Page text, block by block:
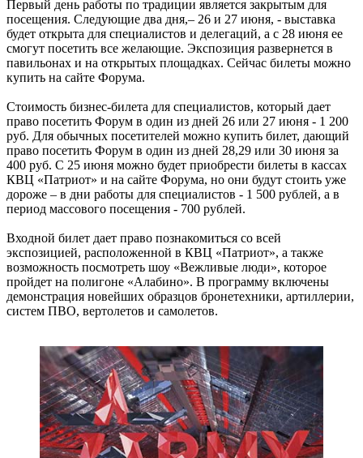
Первый день работы по традиции является закрытым для
посещения. Следующие два дня,– 26 и 27 июня, - выставка
будет открыта для специалистов и делегаций, а с 28 июня ее
смогут посетить все желающие. Экспозиция развернется в
павильонах и на открытых площадках. Сейчас билеты можно
купить на сайте Форума.
Стоимость бизнес-билета для специалистов, который дает
право посетить Форум в один из дней 26 или 27 июня - 1 200
руб. Для обычных посетителей можно купить билет, дающий
право посетить Форум в один из дней 28,29 или 30 июня за
400 руб. С 25 июня можно будет приобрести билеты в кассах
КВЦ «Патриот» и на сайте Форума, но они будут стоить уже
дороже – в дни работы для специалистов - 1 500 рублей, а в
период массового посещения - 700 рублей.
Входной билет дает право познакомиться со всей
экспозицией, расположенной в КВЦ «Патриот», а также
возможность посмотреть шоу «Вежливые люди», которое
пройдет на полигоне «Алабино». В программу включены
демонстрация новейших образцов бронетехники, артиллерии,
систем ПВО, вертолетов и самолетов.